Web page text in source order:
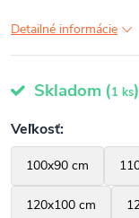
Detailné informácie
Skladom (1 ks)